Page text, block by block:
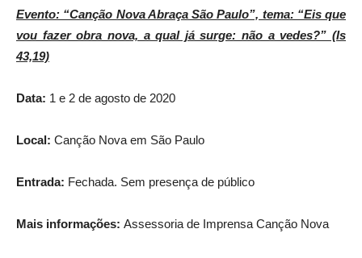
Evento: “Canção Nova Abraça São Paulo”, tema: “Eis que
vou fazer obra nova, a qual já surge: não a vedes?” (Is
43,19)
Data: 1 e 2 de agosto de 2020
Local: Canção Nova em São Paulo
Entrada: Fechada. Sem presença de público
Mais informações: Assessoria de Imprensa Canção Nova